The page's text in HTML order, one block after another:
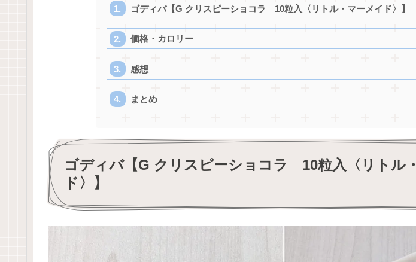
ゴディバ【G クリスピーショコラ 10粒入〈リトル・マーメイド〉】
価格・カロリー
感想
まとめ
ゴディバ【G クリスピーショコラ 10粒入〈リトル
ド〉】